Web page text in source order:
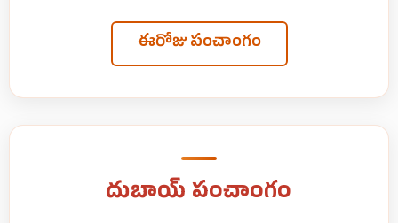
ఈరోజు పంచాంగం
దుబాయ్ పంచాంగం